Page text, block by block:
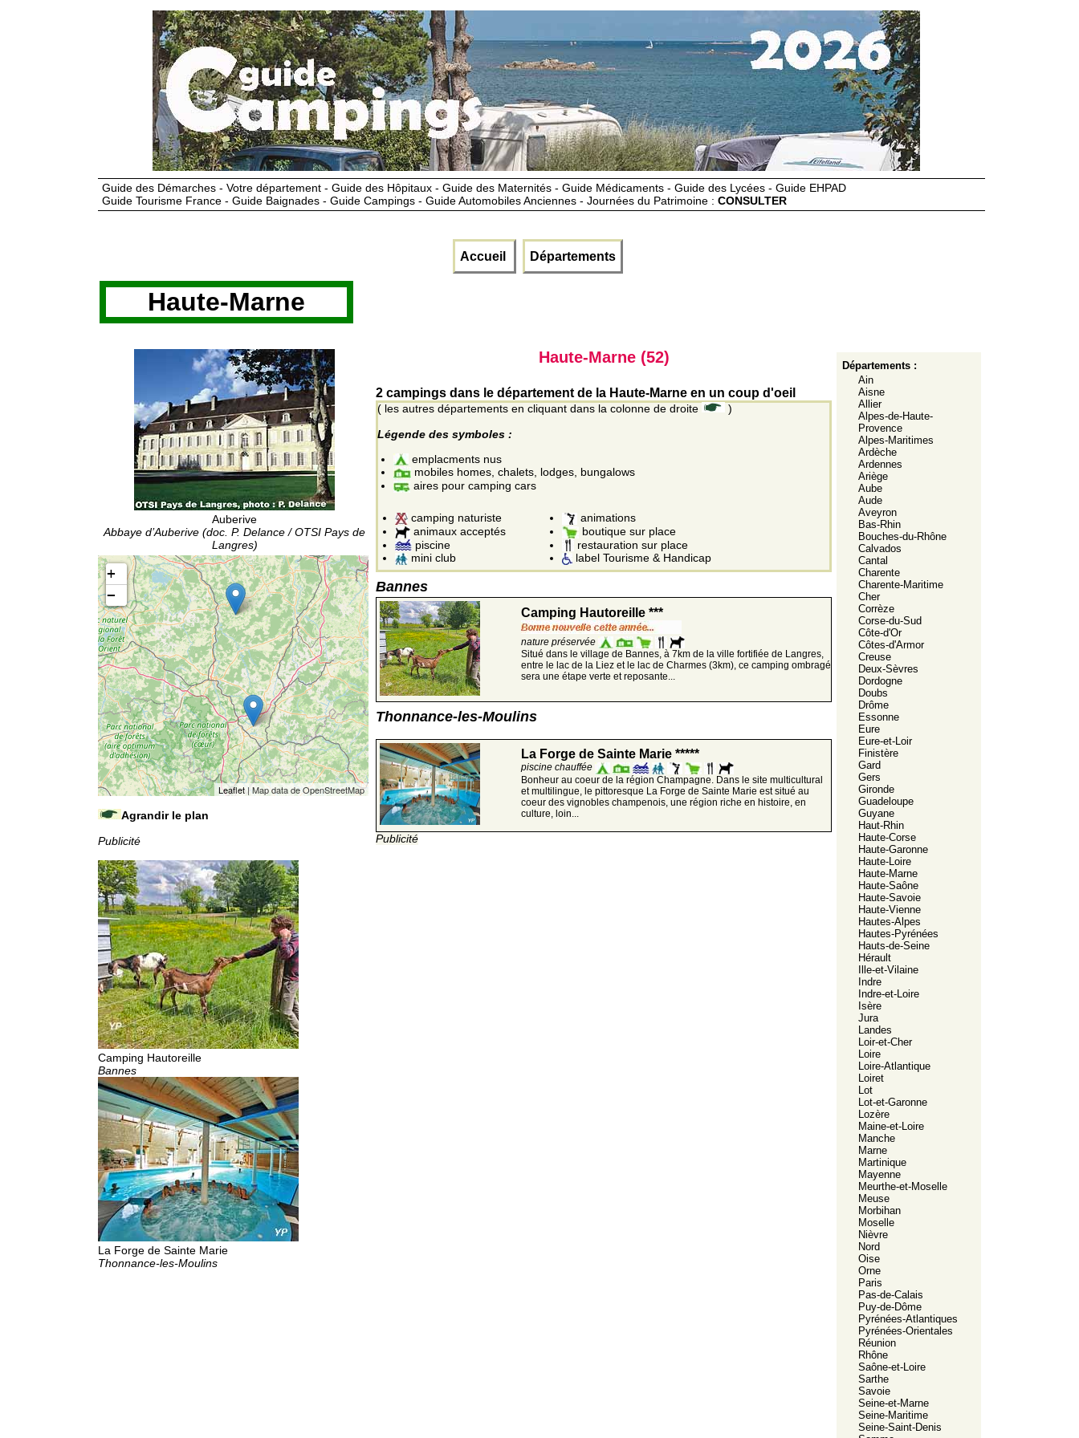
Guide des Démarches - Votre département - Guide des Hôpitaux - Guide des Maternités - Guide Médicaments - Guide des Lycées - Guide EHPAD
Guide Tourisme France - Guide Baignades - Guide Campings - Guide Automobiles Anciennes - Journées du Patrimoine : CONSULTER
Accueil Départements
Haute-Marne
Auberive
Abbaye d’Auberive (doc. P. Delance / OTSI Pays de
Langres)
+
−
Leaflet| Map data de OpenStreetMap
Agrandir le plan
Publicité
Camping Hautoreille
Bannes
La Forge de Sainte Marie
Thonnance-les-Moulins
Départements :
Ain
Aisne
Allier
Alpes-de-Haute-
Provence
Alpes-Maritimes
Ardèche
Ardennes
Ariège
Aube
Aude
Aveyron
Bas-Rhin
Bouches-du-Rhône
Calvados
Cantal
Charente
Charente-Maritime
Cher
Corrèze
Corse-du-Sud
Côte-d'Or
Côtes-d'Armor
Creuse
Deux-Sèvres
Dordogne
Doubs
Drôme
Essonne
Eure
Eure-et-Loir
Finistère
Gard
Gers
Gironde
Guadeloupe
Guyane
Haut-Rhin
Haute-Corse
Haute-Garonne
Haute-Loire
Haute-Marne
Haute-Saône
Haute-Savoie
Haute-Vienne
Hautes-Alpes
Hautes-Pyrénées
Hauts-de-Seine
Hérault
Ille-et-Vilaine
Indre
Indre-et-Loire
Isère
Jura
Landes
Loir-et-Cher
Loire
Loire-Atlantique
Loiret
Lot
Lot-et-Garonne
Lozère
Maine-et-Loire
Manche
Marne
Martinique
Mayenne
Meurthe-et-Moselle
Meuse
Morbihan
Moselle
Nièvre
Nord
Oise
Orne
Paris
Pas-de-Calais
Puy-de-Dôme
Pyrénées-Atlantiques
Pyrénées-Orientales
Réunion
Rhône
Saône-et-Loire
Sarthe
Savoie
Seine-et-Marne
Seine-Maritime
Seine-Saint-Denis
Haute-Marne (52)
2 campings dans le département de la Haute-Marne en un coup d'oeil
( les autres départements en cliquant dans la colonne de droite
)
Légende des symboles :
emplacments nus
mobiles homes, chalets, lodges, bungalows
aires pour camping cars
camping naturiste
animaux acceptés
piscine
mini club
animations
boutique sur place
restauration sur place
label Tourisme & Handicap
Bannes
Camping Hautoreille ***
nature préservée
Situé dans le village de Bannes, à 7km de la ville fortifiée de Langres,
entre le lac de la Liez et le lac de Charmes (3km), ce camping ombragé
sera une étape verte et reposante...
Thonnance-les-Moulins
La Forge de Sainte Marie *****
piscine chauffée
Bonheur au coeur de la région Champagne. Dans le site multicultural
et multilingue, le pittoresque La Forge de Sainte Marie est situé au
coeur des vignobles champenois, une région riche en histoire, en
culture, loin...
Publicité